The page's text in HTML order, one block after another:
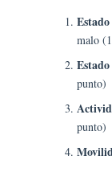
malo
punto)
punto)